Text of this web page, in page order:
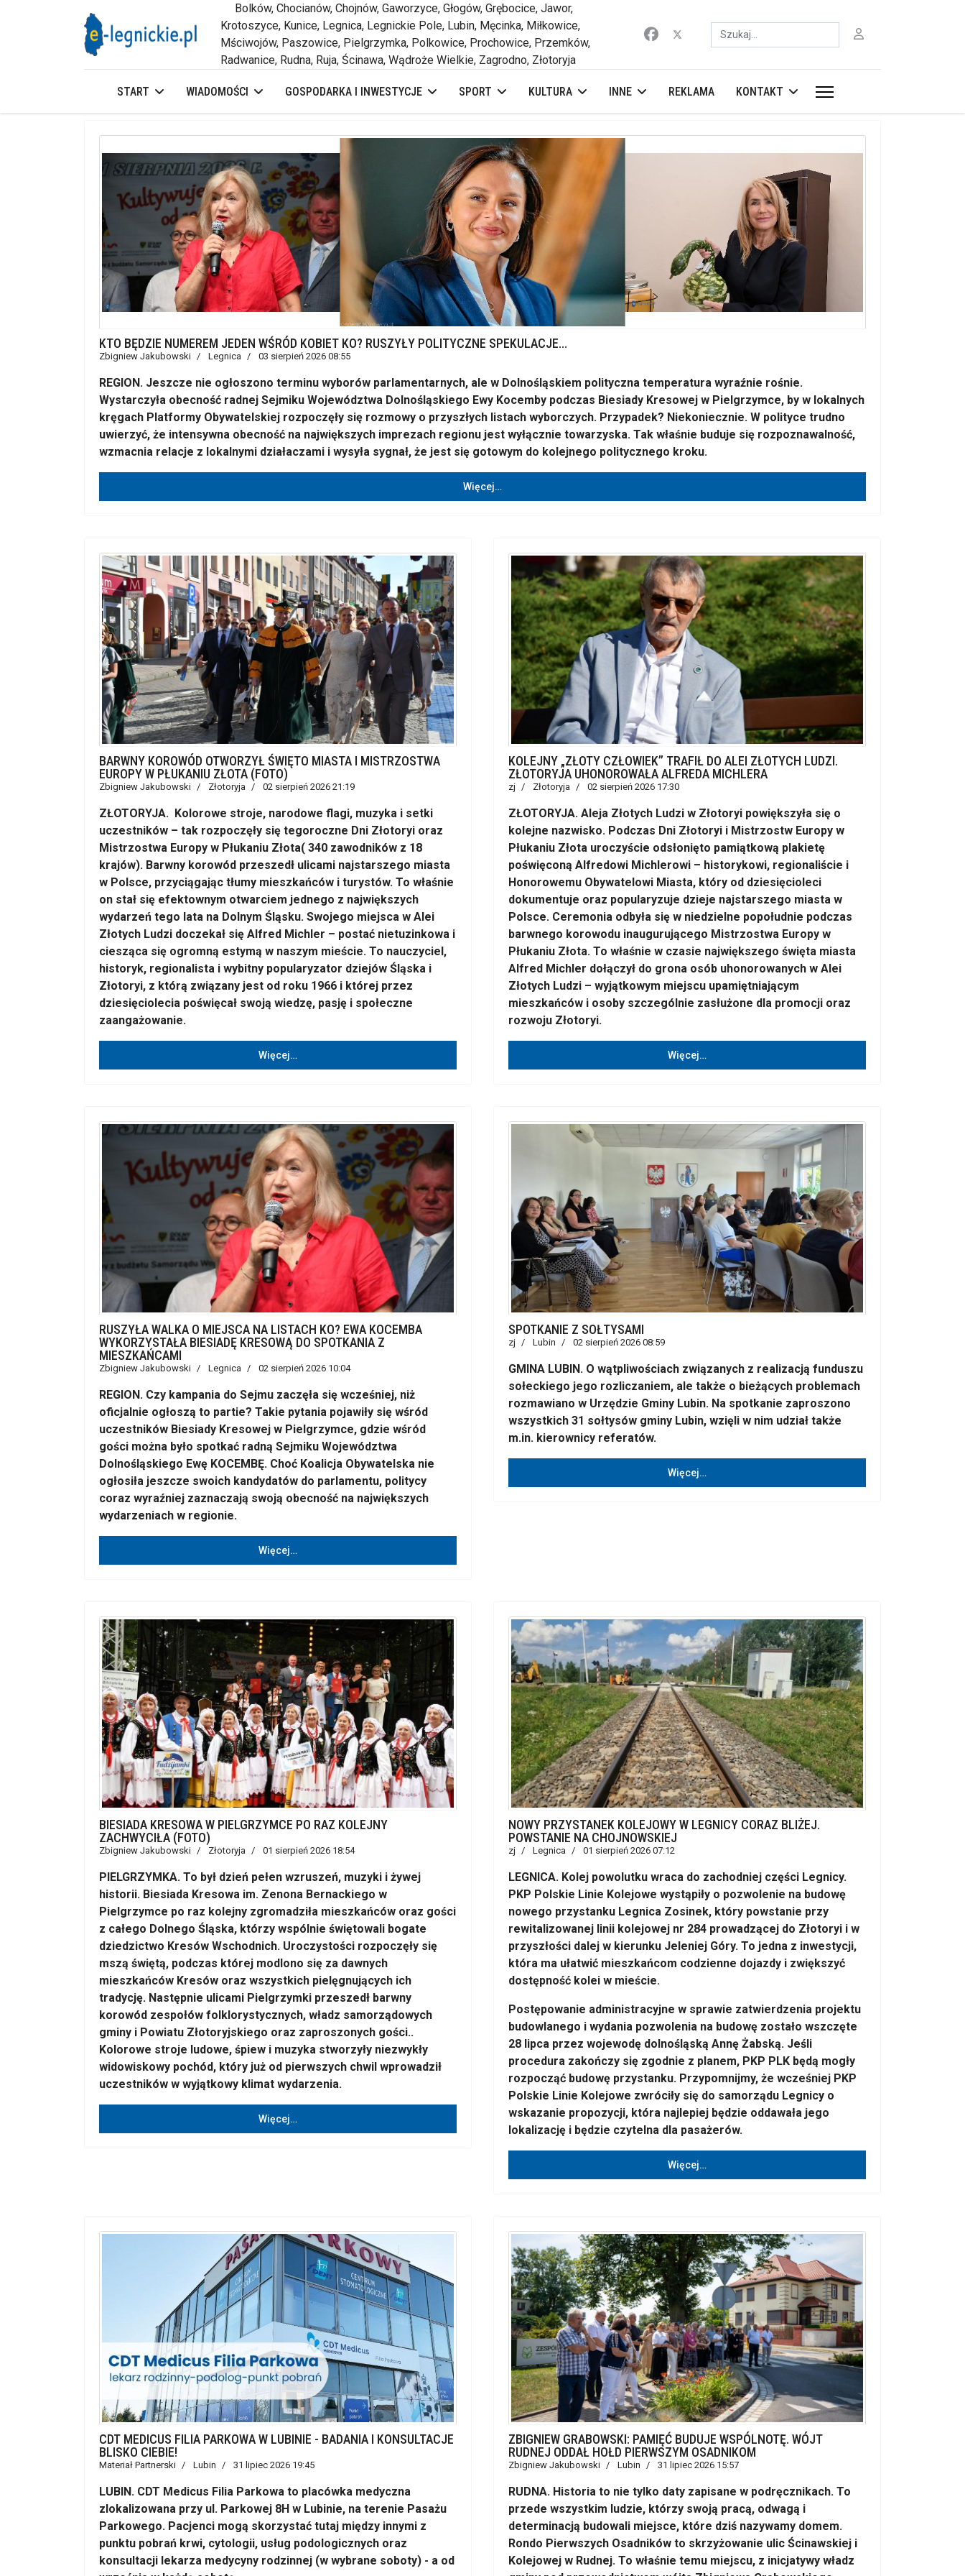
Bolków, Chocianów, Chojnów, Gaworzyce, Głogów, Grębocice, Jawor,
Krotoszyce, Kunice, Legnica, Legnickie Pole, Lubin, Męcinka, Miłkowice,
Mściwojów, Paszowice, Pielgrzymka, Polkowice, Prochowice, Przemków,
Radwanice, Rudna, Ruja, Ścinawa, Wądroże Wielkie, Zagrodno, Złotoryja
Szukaj
START WIADOMOŚCI GOSPODARKA I INWESTYCJE SPORT KULTURA INNE REKLAMA KONTAKT
KTO BĘDZIE NUMEREM JEDEN WŚRÓD KOBIET KO? RUSZYŁY POLITYCZNE SPEKULACJE...
Zbigniew Jakubowski Legnica 03 sierpień 2026 08:55
REGION. Jeszcze nie ogłoszono terminu wyborów parlamentarnych, ale w Dolnośląskiem polityczna temperatura wyraźnie rośnie.
Wystarczyła obecność radnej Sejmiku Województwa Dolnośląskiego Ewy Kocemby podczas Biesiady Kresowej w Pielgrzymce, by w lokalnych
kręgach Platformy Obywatelskiej rozpoczęły się rozmowy o przyszłych listach wyborczych. Przypadek? Niekoniecznie. W polityce trudno
uwierzyć, że intensywna obecność na największych imprezach regionu jest wyłącznie towarzyska. Tak właśnie buduje się rozpoznawalność,
wzmacnia relacje z lokalnymi działaczami i wysyła sygnał, że jest się gotowym do kolejnego politycznego kroku.
Więcej…
BARWNY KOROWÓD OTWORZYŁ ŚWIĘTO MIASTA I MISTRZOSTWA
EUROPY W PŁUKANIU ZŁOTA (FOTO)
Zbigniew Jakubowski Złotoryja 02 sierpień 2026 21:19
ZŁOTORYJA. Kolorowe stroje, narodowe flagi, muzyka i setki
uczestników – tak rozpoczęły się tegoroczne Dni Złotoryi oraz
Mistrzostwa Europy w Płukaniu Złota( 340 zawodników z 18
krajów). Barwny korowód przeszedł ulicami najstarszego miasta
w Polsce, przyciągając tłumy mieszkańców i turystów. To właśnie
on stał się efektownym otwarciem jednego z największych
wydarzeń tego lata na Dolnym Śląsku. Swojego miejsca w Alei
Złotych Ludzi doczekał się Alfred Michler – postać nietuzinkowa i
ciesząca się ogromną estymą w naszym mieście. To nauczyciel,
historyk, regionalista i wybitny popularyzator dziejów Śląska i
Złotoryi, z którą związany jest od roku 1966 i której przez
dziesięciolecia poświęcał swoją wiedzę, pasję i społeczne
zaangażowanie.
Więcej…
KOLEJNY „ZŁOTY CZŁOWIEK” TRAFIŁ DO ALEI ZŁOTYCH LUDZI.
ZŁOTORYJA UHONOROWAŁA ALFREDA MICHLERA
zj Złotoryja 02 sierpień 2026 17:30
ZŁOTORYJA. Aleja Złotych Ludzi w Złotoryi powiększyła się o
kolejne nazwisko. Podczas Dni Złotoryi i Mistrzostw Europy w
Płukaniu Złota uroczyście odsłonięto pamiątkową plakietę
poświęconą Alfredowi Michlerowi – historykowi, regionaliście i
Honorowemu Obywatelowi Miasta, który od dziesięcioleci
dokumentuje oraz popularyzuje dzieje najstarszego miasta w
Polsce. Ceremonia odbyła się w niedzielne popołudnie podczas
barwnego korowodu inaugurującego Mistrzostwa Europy w
Płukaniu Złota. To właśnie w czasie największego święta miasta
Alfred Michler dołączył do grona osób uhonorowanych w Alei
Złotych Ludzi – wyjątkowym miejscu upamiętniającym
mieszkańców i osoby szczególnie zasłużone dla promocji oraz
rozwoju Złotoryi.
Więcej…
RUSZYŁA WALKA O MIEJSCA NA LISTACH KO? EWA KOCEMBA
WYKORZYSTAŁA BIESIADĘ KRESOWĄ DO SPOTKANIA Z
MIESZKAŃCAMI
Zbigniew Jakubowski Legnica 02 sierpień 2026 10:04
REGION. Czy kampania do Sejmu zaczęła się wcześniej, niż
oficjalnie ogłoszą to partie? Takie pytania pojawiły się wśród
uczestników Biesiady Kresowej w Pielgrzymce, gdzie wśród
gości można było spotkać radną Sejmiku Województwa
Dolnośląskiego Ewę KOCEMBĘ. Choć Koalicja Obywatelska nie
ogłosiła jeszcze swoich kandydatów do parlamentu, politycy
coraz wyraźniej zaznaczają swoją obecność na największych
wydarzeniach w regionie.
Więcej…
SPOTKANIE Z SOŁTYSAMI
zj Lubin 02 sierpień 2026 08:59
GMINA LUBIN. O wątpliwościach związanych z realizacją funduszu
sołeckiego jego rozliczaniem, ale także o bieżących problemach
rozmawiano w Urzędzie Gminy Lubin. Na spotkanie zaproszono
wszystkich 31 sołtysów gminy Lubin, wzięli w nim udział także
m.in. kierownicy referatów.
Więcej…
BIESIADA KRESOWA W PIELGRZYMCE PO RAZ KOLEJNY
ZACHWYCIŁA (FOTO)
Zbigniew Jakubowski Złotoryja 01 sierpień 2026 18:54
PIELGRZYMKA. To był dzień pełen wzruszeń, muzyki i żywej
historii. Biesiada Kresowa im. Zenona Bernackiego w
Pielgrzymce po raz kolejny zgromadziła mieszkańców oraz gości
z całego Dolnego Śląska, którzy wspólnie świętowali bogate
dziedzictwo Kresów Wschodnich. Uroczystości rozpoczęły się
mszą świętą, podczas której modlono się za dawnych
mieszkańców Kresów oraz wszystkich pielęgnujących ich
tradycję. Następnie ulicami Pielgrzymki przeszedł barwny
korowód zespołów folklorystycznych, władz samorządowych
gminy i Powiatu Złotoryjskiego oraz zaproszonych gości..
Kolorowe stroje ludowe, śpiew i muzyka stworzyły niezwykły
widowiskowy pochód, który już od pierwszych chwil wprowadził
uczestników w wyjątkowy klimat wydarzenia.
Więcej…
NOWY PRZYSTANEK KOLEJOWY W LEGNICY CORAZ BLIŻEJ.
POWSTANIE NA CHOJNOWSKIEJ
zj Legnica 01 sierpień 2026 07:12
LEGNICA. Kolej powolutku wraca do zachodniej części Legnicy.
PKP Polskie Linie Kolejowe wystąpiły o pozwolenie na budowę
nowego przystanku Legnica Zosinek, który powstanie przy
rewitalizowanej linii kolejowej nr 284 prowadzącej do Złotoryi i w
przyszłości dalej w kierunku Jeleniej Góry. To jedna z inwestycji,
która ma ułatwić mieszkańcom codzienne dojazdy i zwiększyć
dostępność kolei w mieście.
Postępowanie administracyjne w sprawie zatwierdzenia projektu
budowlanego i wydania pozwolenia na budowę zostało wszczęte
28 lipca przez wojewodę dolnośląską Annę Żabską. Jeśli
procedura zakończy się zgodnie z planem, PKP PLK będą mogły
rozpocząć budowę przystanku. Przypomnijmy, że wcześniej PKP
Polskie Linie Kolejowe zwróciły się do samorządu Legnicy o
wskazanie propozycji, która najlepiej będzie oddawała jego
lokalizację i będzie czytelna dla pasażerów.
Więcej…
CDT MEDICUS FILIA PARKOWA W LUBINIE - BADANIA I KONSULTACJE
BLISKO CIEBIE!
Materiał Partnerski Lubin 31 lipiec 2026 19:45
LUBIN. CDT Medicus Filia Parkowa to placówka medyczna
zlokalizowana przy ul. Parkowej 8H w Lubinie, na terenie Pasażu
Parkowego. Pacjenci mogą skorzystać tutaj między innymi z
punktu pobrań krwi, cytologii, usług podologicznych oraz
konsultacji lekarza medycyny rodzinnej (w wybrane soboty) - a od
ZBIGNIEW GRABOWSKI: PAMIĘĆ BUDUJE WSPÓLNOTĘ. WÓJT
RUDNEJ ODDAŁ HOŁD PIERWSZYM OSADNIKOM
Zbigniew Jakubowski Lubin 31 lipiec 2026 15:57
RUDNA. Historia to nie tylko daty zapisane w podręcznikach. To
przede wszystkim ludzie, którzy swoją pracą, odwagą i
determinacją budowali miejsce, które dziś nazywamy domem.
Rondo Pierwszych Osadników to skrzyżowanie ulic Ścinawskiej i
Kolejowej w Rudnej. To właśnie temu miejscu, z inicjatywy władz